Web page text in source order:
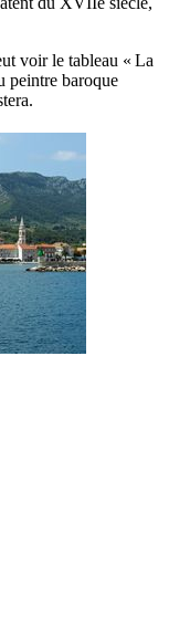
voir le tableau « La
peintre baroque
.